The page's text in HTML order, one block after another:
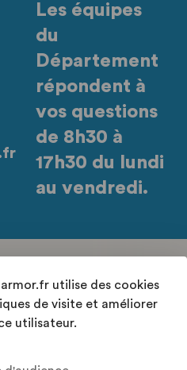
Les équipes
du
Département
répondent à
vos questions
de 8h30 à
17h30 du lundi
au vendredi.
utilise des cookies
de visite et améliorer
utilisateur.